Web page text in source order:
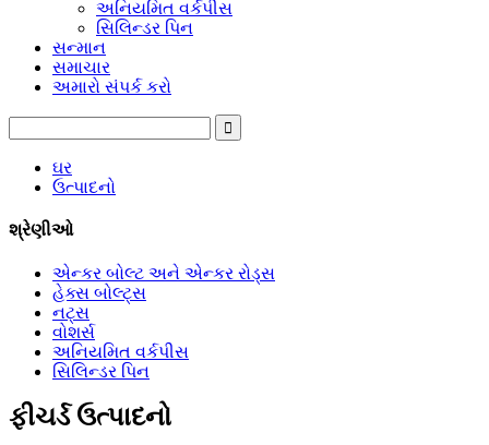
અનિયમિત વર્કપીસ
સિલિન્ડર પિન
સન્માન
સમાચાર
અમારો સંપર્ક કરો
ઘર
ઉત્પાદનો
શ્રેણીઓ
એન્કર બોલ્ટ અને એન્કર રોડ્સ
હેક્સ બોલ્ટ્સ
નટ્સ
વોશર્સ
અનિયમિત વર્કપીસ
સિલિન્ડર પિન
ફીચર્ડ ઉત્પાદનો